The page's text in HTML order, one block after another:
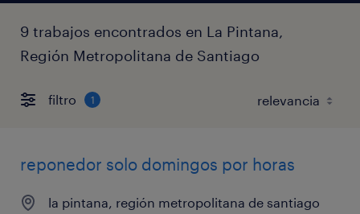
9 trabajos encontrados en La Pintana,
Región Metropolitana de Santiago
filtro 1
reponedor solo domingos por horas
la pintana, región metropolitana de santiago